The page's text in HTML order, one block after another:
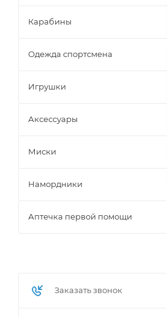
Карабины
Одежда спортсмена
Игрушки
Аксессуары
Миски
Намордники
Аптечка первой помощи
Заказать звонок